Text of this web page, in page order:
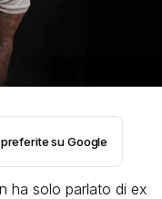
su Google
ha solo parlato di ex